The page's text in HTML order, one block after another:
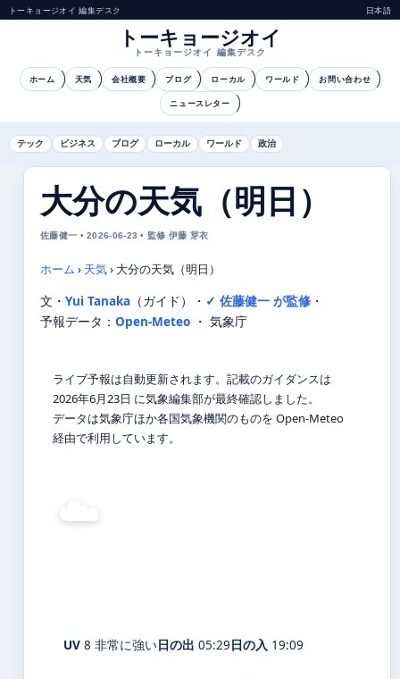
トーキョージオイ 編集デスク 日本語
トーキョージオイ
トーキョージオイ 編集デスク
ホーム 天気 会社概要 ブログ ローカル ワールド お問い合わせ
ニュースレター
テック ビジネス ブログ ローカル ワールド 政治
大分の天気（明日）
佐藤健一 • 2026-06-23 • 監修 伊藤 芽衣
ホーム › 天気› 大分の天気（明日）
文・ Yui Tanaka （ガイド） ・ 佐藤健一 が監修 ・
予報データ： Open-Meteo ・ 気象庁
ライブ予報は自動更新されます。記載のガイダンスは
2026年6月23日 に気象編集部が最終確認しました。
データは気象庁ほか各国気象機関のものを Open-Meteo
経由で利用しています。
☁️
UV 8 非常に強い日の出 05:29日の入 19:09